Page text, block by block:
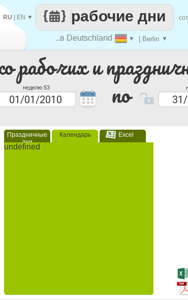
рабочих и
неделю 53 по
Праздничные
дни
Календарь Excel
undefined
..в Deutschland ▼ | Berlin ▼
рабочие дни
RU| EN ▼